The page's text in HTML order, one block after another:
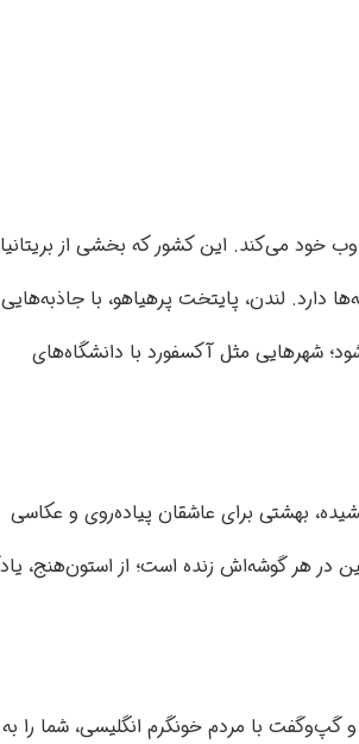
خود می‌کند. این کشور که بخشی از
دارد. لندن، پایتخت پرهیاهو، با جاذبه‌هایی
شهرهایی مثل آکسفورد با دانشگاه‌های
بهشتی برای عاشقان پیاده‌روی و عکاسی
در هر گوشه‌اش زنده است؛ از استون‌هنج،
با مردم خونگرم انگلیسی، شما را به